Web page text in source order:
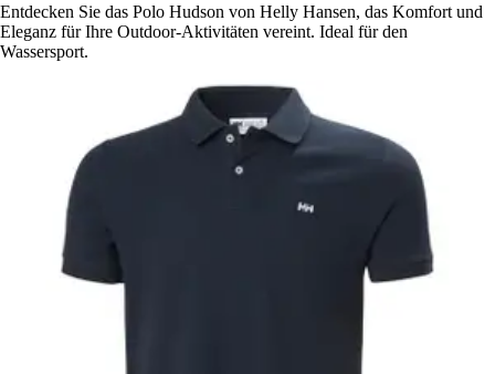
Entdecken Sie das Polo Hudson von Helly Hansen, das Komfort und
Eleganz für Ihre Outdoor-Aktivitäten vereint. Ideal für den
Wassersport.